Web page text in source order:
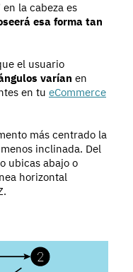
la cabeza es
esa forma tan
el usuario
varían en
en tu eCommerce
más centrado la
inclinada. Del
ubicas abajo o
horizontal